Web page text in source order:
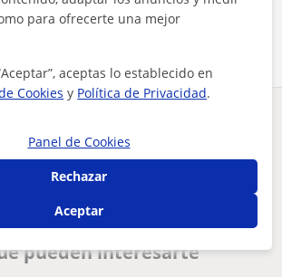
profesor
Historia del Arte
del arte y la historia. apa...
de Historia del Arte en
pueden interesarte
para ofrecerte una mejor
aceptas lo establecido en
Cookies y Política de Privacidad.
Panel de Cookies
Rechazar
Aceptar